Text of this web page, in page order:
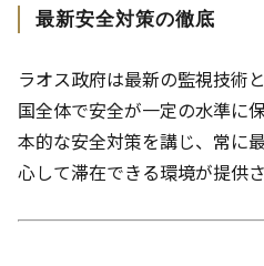
最新安全対策の徹底
ラオス政府は最新の監視技術
国全体で安全が一定の水準に
本的な安全対策を講じ、常に
心して滞在できる環境が提供さ